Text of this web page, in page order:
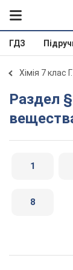
ГДЗ
Хімія 7 клас
Раздел § 4. Вещества. Чистые
1
8